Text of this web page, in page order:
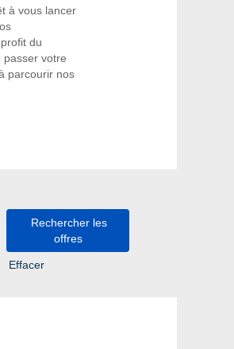
à vous lancer
du
passer votre
parcourir nos
Effacer